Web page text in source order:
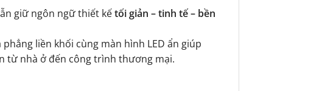
giữ ngôn ngữ thiết kếtối giản – tinh tế – bền
liền khối cùng màn hình LED ẩn giúp
từ nhà ở đến công trình thương mại.